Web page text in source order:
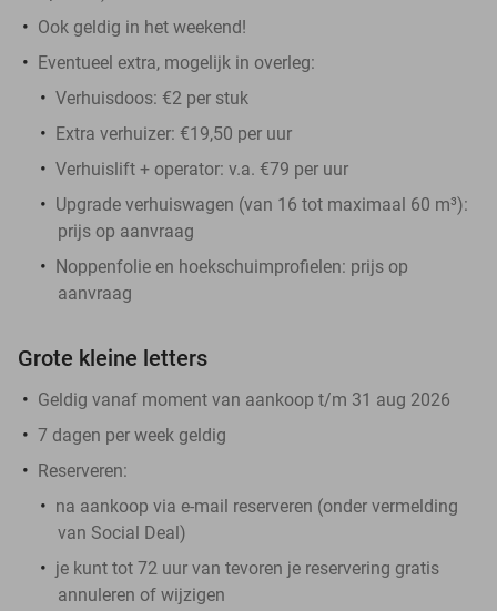
Ook geldig in het weekend!
Eventueel extra, mogelijk in overleg:
Verhuisdoos: €2 per stuk
Extra verhuizer: €19,50 per uur
Verhuislift + operator: v.a. €79 per uur
Upgrade verhuiswagen (van 16 tot maximaal 60 m³):
prijs op aanvraag
Noppenfolie en hoekschuimprofielen: prijs op
aanvraag
Grote kleine letters
Geldig vanaf moment van aankoop t/m 31 aug 2026
7 dagen per week geldig
Reserveren:
na aankoop via e-mail reserveren (onder vermelding
van Social Deal)
je kunt tot 72 uur van tevoren je reservering gratis
annuleren of wijzigen